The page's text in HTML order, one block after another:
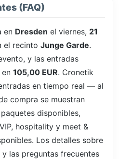
(FAQ)
en Dresden el viernes, 21
el recinto Junge Garde.
y las entradas
105,00 EUR. Cronetik
en tiempo real — al
compra se muestran
disponibles,
hospitality y meet &
Los detalles sobre
las preguntas frecuentes